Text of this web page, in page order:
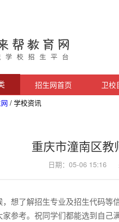
招生网首页 卫校
/ 学校资讯
重庆市潼南区
日期：05-06 15:16
，想了解招生专业及招生代码
参考。祝同学们都能选到自己